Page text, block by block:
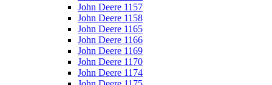
John Deere 1157
John Deere 1158
John Deere 1165
John Deere 1166
John Deere 1169
John Deere 1170
John Deere 1174